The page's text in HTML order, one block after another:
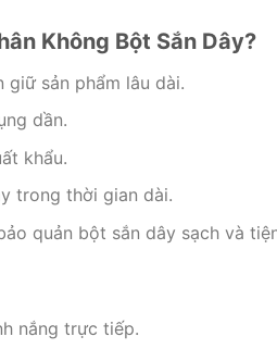
Không Bột Sắn Dây?
giữ sản phẩm lâu dài.
dần.
khẩu.
trong thời gian dài.
quản bột sắn dây sạch và
nắng trực tiếp.